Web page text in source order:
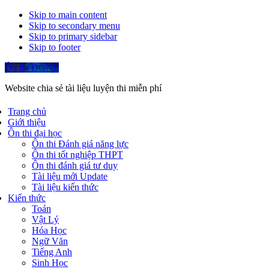
Skip to main content
Skip to secondary menu
Skip to primary sidebar
Skip to footer
Ôn thi ĐGNL
Website chia sẻ tài liệu luyện thi miễn phí
Trang chủ
Giới thiệu
Ôn thi đại học
Ôn thi Đánh giá năng lực
Ôn thi tốt nghiệp THPT
Ôn thi đánh giá tư duy
Tài liệu mới Update
Tài liệu kiến thức
Kiến thức
Toán
Vật Lý
Hóa Học
Ngữ Văn
Tiếng Anh
Sinh Học